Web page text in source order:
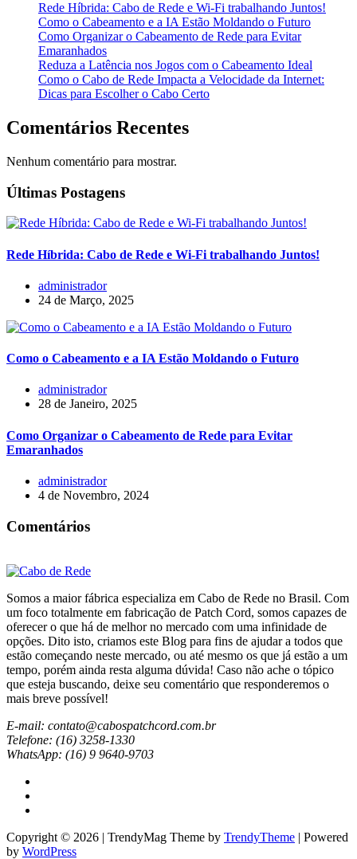
Rede Híbrida: Cabo de Rede e Wi-Fi trabalhando Juntos!
Como o Cabeamento e a IA Estão Moldando o Futuro
Como Organizar o Cabeamento de Rede para Evitar
Emaranhados
Reduza a Latência nos Jogos com o Cabeamento Ideal
Como o Cabo de Rede Impacta a Velocidade da Internet:
Dicas para Escolher o Cabo Certo
Comentários Recentes
Nenhum comentário para mostrar.
Últimas Postagens
Rede Híbrida: Cabo de Rede e Wi-Fi trabalhando Juntos!
administrador
24 de Março, 2025
Como o Cabeamento e a IA Estão Moldando o Futuro
administrador
28 de Janeiro, 2025
Como Organizar o Cabeamento de Rede para Evitar
Emaranhados
administrador
4 de Novembro, 2024
Comentários
Somos a maior fábrica especializa em Cabo de Rede no Brasil. Com
um foco totalmente em fabricação de Patch Cord, somos capazes de
oferecer o que há de melhor no mercado com uma infinidade de
opções. Dito isto, criamos este Blog para fins de ajudar a todos que
estão começando neste mercado, ou até mesmo os que já estão a um
tempo, porém ainda resta alguma dúvida! Caso não ache o tópico
que esteja buscando, deixe seu comentário que responderemos o
mais breve possível!
E-mail: contato@cabospatchcord.com.br
Telefone: (16) 3258-1330
WhatsApp: (16) 9 9640-9703
Copyright © 2026 | TrendyMag Theme by TrendyTheme | Powered
by WordPress